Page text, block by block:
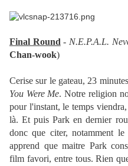
Final Round - N.E.P.A.L.
Chan-wook)
Cerise sur le gateau, 23
You Were Me. Notre religion
pour l'instant, le temps
là. Et puis Park en dernier
donc que citer, notamment
apprend que maitre Park
film favori, entre tous. Rien